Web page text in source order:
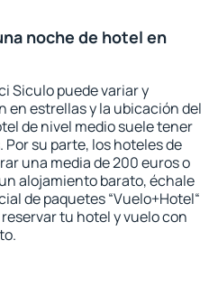
noche de hotel en
Siculo puede variar y
en estrellas y la ubicación del
de nivel medio suele tener
su parte, los hoteles de
una media de 200 euros o
alojamiento barato, échale
de paquetes “Vuelo+Hotel“
tu hotel y vuelo con